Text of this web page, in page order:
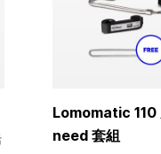
Lomomatic 110
need 套組